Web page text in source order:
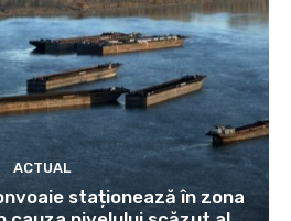
ACTUAL
staționează în zona